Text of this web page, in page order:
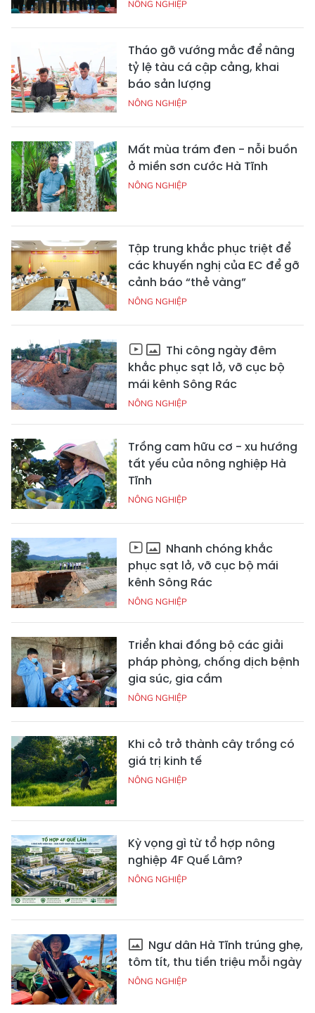
NÔNG NGHIỆP
Tháo gỡ vướng mắc để nâng
tỷ lệ tàu cá cập cảng, khai
báo sản lượng
NÔNG NGHIỆP
Mất mùa trám đen - nỗi buồn
ở miền sơn cước Hà Tĩnh
NÔNG NGHIỆP
Tập trung khắc phục triệt để
các khuyến nghị của EC để gỡ
cảnh báo “thẻ vàng”
NÔNG NGHIỆP
Thi công ngày đêm
khắc phục sạt lở, vỡ cục bộ
mái kênh Sông Rác
NÔNG NGHIỆP
Trồng cam hữu cơ - xu hướng
tất yếu của nông nghiệp Hà
Tĩnh
NÔNG NGHIỆP
Nhanh chóng khắc
phục sạt lở, vỡ cục bộ mái
kênh Sông Rác
NÔNG NGHIỆP
Triển khai đồng bộ các giải
pháp phòng, chống dịch bệnh
gia súc, gia cầm
NÔNG NGHIỆP
Khi cỏ trở thành cây trồng có
giá trị kinh tế
NÔNG NGHIỆP
Kỳ vọng gì từ tổ hợp nông
nghiệp 4F Quế Lâm?
NÔNG NGHIỆP
Ngư dân Hà Tĩnh trúng ghẹ,
tôm tít, thu tiền triệu mỗi ngày
NÔNG NGHIỆP